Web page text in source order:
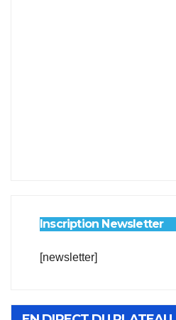
Inscription Newsletter
[newsletter]